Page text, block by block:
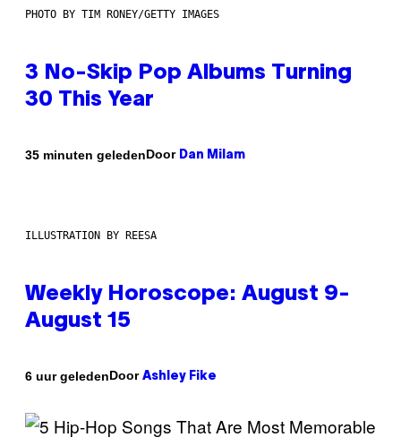
PHOTO BY TIM RONEY/GETTY IMAGES
3 No-Skip Pop Albums Turning
30 This Year
35 minuten geledenDoor Dan Milam
ILLUSTRATION BY REESA
Weekly Horoscope: August 9-
August 15
6 uur geledenDoor Ashley Fike